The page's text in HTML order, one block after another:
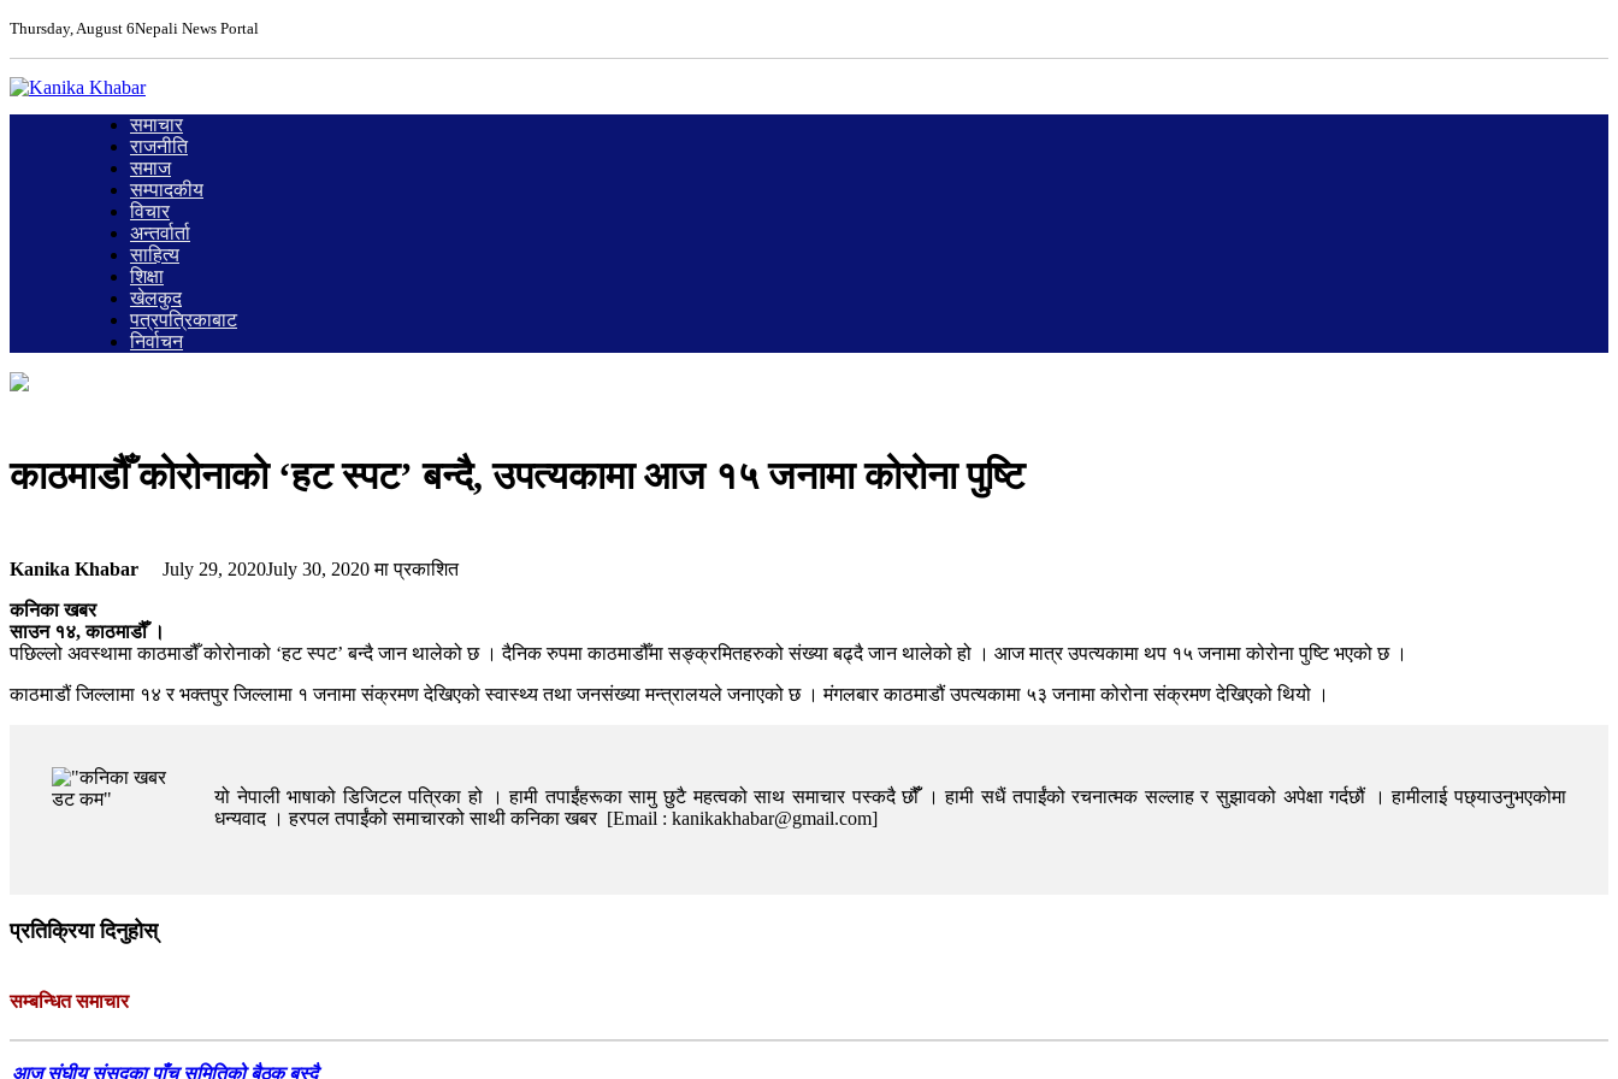
Thursday, August 6Nepali News Portal
समाचार
राजनीति
समाज
सम्पादकीय
विचार
अन्तर्वार्ता
साहित्य
शिक्षा
खेलकुद
पत्रपत्रिकाबाट
निर्वाचन
काठमाडौँ कोरोनाको ‘हट स्पट’ बन्दै, उपत्यकामा आज १५ जनामा कोरोना पुष्टि
Kanika Khabar July 29, 2020July 30, 2020मा प्रकाशित
कनिका खबर
साउन १४, काठमाडौँ ।
पछिल्लो अवस्थामा काठमाडौँ कोरोनाको ‘हट स्पट’ बन्दै जान थालेको छ । दैनिक रुपमा काठमाडौँमा सङ्क्रमितहरुको संख्या बढ्दै जान थालेको हो । आज मात्र उपत्यकामा थप १५ जनामा कोरोना पुष्टि भएको छ ।
काठमाडौं जिल्लामा १४ र भक्तपुर जिल्लामा १ जनामा संक्रमण देखिएको स्वास्थ्य तथा जनसंख्या मन्त्रालयले जनाएको छ । मंगलबार काठमाडौं उपत्यकामा ५३ जनामा कोरोना संक्रमण देखिएको थियो ।
यो नेपाली भाषाको डिजिटल पत्रिका हो । हामी तपाईंहरूका सामु छुटै महत्वको साथ समाचार पस्कदै छौँँ । हामी सधैं तपाईंको रचनात्मक सल्लाह र सुझावको अपेक्षा गर्दछौं । हामीलाई पछ्याउनुभएकोमा
धन्यवाद । हरपल तपाईंको समाचारको साथी कनिका खबर [Email : kanikakhabar@gmail.com]
प्रतिक्रिया दिनुहोस्
सम्बन्धित समाचार
आज संघीय संसदका पाँच समितिको बैठक बस्दै